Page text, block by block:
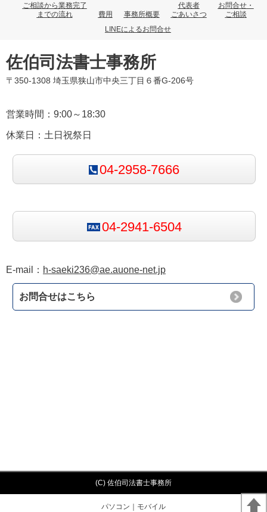
ご相談から業務完了
までの流れ
費用 事務所概要
代表者
ごあいさつ
お問合せ・
ご相談
LINEによるお問合せ
佐伯司法書士事務所
〒350-1308 埼玉県狭山市中央三丁目６番G-206号
営業時間：9:00～18:30
休業日：土日祝祭日
04-2958-7666
04-2941-6504
E-mail： h-saeki236@ae.auone-net.jp
お問合せはこちら
(C) 佐伯司法書士事務所
パソコン ｜モバイル